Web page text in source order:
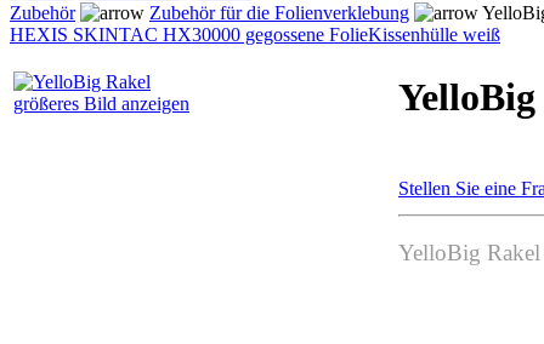
Zubehör Zubehör für die Folienverklebung
HEXIS SKINTAC HX30000 gegossene FolieKissenhülle weiß
größeres Bild anzeigen
Stellen Sie eine
YelloBig Rakel